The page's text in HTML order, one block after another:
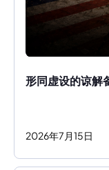
形同虚设的谅解
2026年7 月15日